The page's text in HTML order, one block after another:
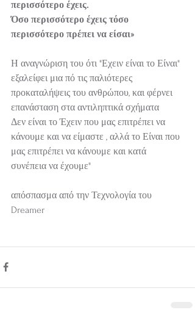
περισσότερο έχεις.
Όσο περισσότερο έχεις τόσο
περισσότερο πρέπει να είσαι»
Η αναγνώριση του ότι "Εχειν είναι το Είναι"
εξαλείφει μια πό τις παλιότερες
προκαταλήψεις του ανθρώπου, και φέρνει
επανάσταση στα αντιληπτικά σχήματα
Δεν είναι το Έχειν που μας επιτρέπει να
κάνουμε και να είμαστε , αλλά το Είναι που
μας επιτρέπει να κάνουμε και κατά
συνέπεια να έχουμε"
απόσπασμα από την Τεχνολογία του
Dreamer